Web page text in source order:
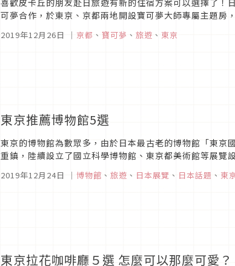
喜歡皮卡丘的朋友赴日旅遊有新的住宿方案可以選擇了
可夢合作，於東京、京都兩地開設寶可夢大師專屬主題房
看到大大的卡比獸迎接自己，房間附設的廚房備有限定餐
2019年12月26日 ｜ 京都 、 寶可夢 、 旅遊 、 東京
東京推薦博物館5選
東京的博物館為數眾多，由於日本最古老的博物館「東京
重鎮，陸續設立了國立科學博物館、東京都美術館等展覽
日本旅遊的參觀行程吧！1. 東京國立博物館圖片來源東京
2019年12月24日 ｜ 博物館 、 旅遊 、 日本展覽 、 日本話題 、 東
東京拉花咖啡廳５選 怎麼可以那麼可愛？